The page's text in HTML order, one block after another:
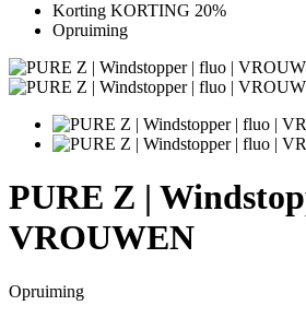
Korting KORTING 20%
Opruiming
PURE Z |
VROUWEN
Opruiming